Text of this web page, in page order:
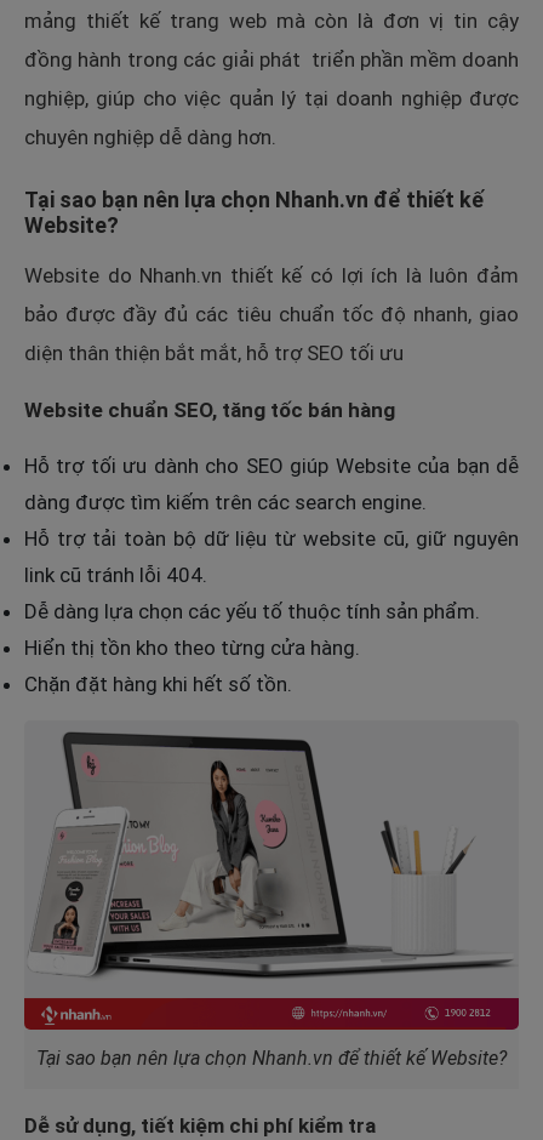
mảng thiết kế trang web mà còn là đơn vị tin cậy
đồng hành trong các giải phát triển phần mềm doanh
nghiệp, giúp cho việc quản lý tại doanh nghiệp được
chuyên nghiệp dễ dàng hơn.
Tại sao bạn nên lựa chọn Nhanh.vn để thiết kế
Website?
Website do Nhanh.vn thiết kế có lợi ích là luôn đảm
bảo được đầy đủ các tiêu chuẩn tốc độ nhanh, giao
diện thân thiện bắt mắt, hỗ trợ SEO tối ưu
Website chuẩn SEO, tăng tốc bán hàng
Hỗ trợ tối ưu dành cho SEO giúp Website của bạn dễ
dàng được tìm kiếm trên các search engine.
Hỗ trợ tải toàn bộ dữ liệu từ website cũ, giữ nguyên
link cũ tránh lỗi 404.
Dễ dàng lựa chọn các yếu tố thuộc tính sản phẩm.
Hiển thị tồn kho theo từng cửa hàng.
Chặn đặt hàng khi hết số tồn.
Tại sao bạn nên lựa chọn Nhanh.vn để thiết kế Website?
Dễ sử dụng, tiết kiệm chi phí kiểm tra